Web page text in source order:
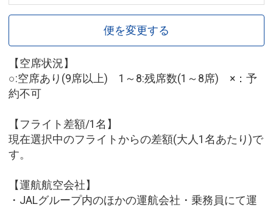
便を変更する
【空席状況】
○:空席あり(9席以上) 1～8:残席数(1～8席) ×：予
約不可
【フライト差額/1名】
現在選択中のフライトからの差額(大人1名あたり)で
す。
【運航航空会社】
・JALグループ内のほかの運航会社・乗務員にて運